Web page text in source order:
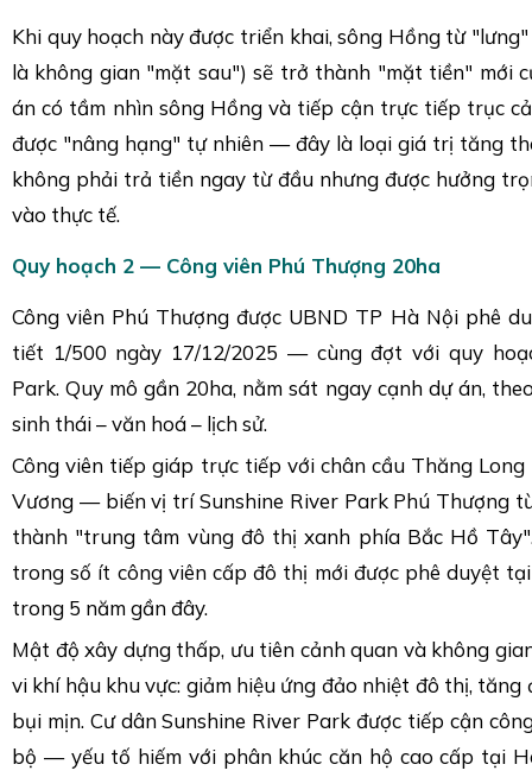
Khi quy hoạch này được triển khai, sông Hồng từ
là không gian "mặt sau") sẽ trở thành "mặt tiền" mới
án có tầm nhìn sông Hồng và tiếp cận trực tiếp trục
được "nâng hạng" tự nhiên — đây là loại giá trị tăng
không phải trả tiền ngay từ đầu nhưng được hưởng
vào thực tế.
Quy hoạch 2 — Công viên Phú Thượng 20ha
Công viên Phú Thượng được UBND TP Hà Nội phê
tiết 1/500 ngày 17/12/2025 — cùng đợt với quy
Park. Quy mô gần 20ha, nằm sát ngay cạnh dự án,
sinh thái – văn hoá – lịch sử.
Công viên tiếp giáp trực tiếp với chân cầu Thăng
Vương — biến vị trí Sunshine River Park Phú Thượng
thành "trung tâm vùng đô thị xanh phía Bắc Hồ
trong số ít công viên cấp đô thị mới được phê duyệt
trong 5 năm gần đây.
Mật độ xây dựng thấp, ưu tiên cảnh quan và không
vi khí hậu khu vực: giảm hiệu ứng đảo nhiệt đô thị, tăng
bụi mịn. Cư dân Sunshine River Park được tiếp cận
bộ — yếu tố hiếm với phân khúc căn hộ cao cấp tại